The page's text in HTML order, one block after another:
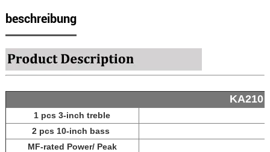
beschreibung
KA210
1 pcs 3-inch treble
2 pcs 10-inch bass
MF-rated Power/ Peak